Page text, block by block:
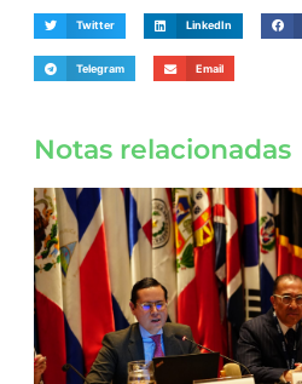
Twitter LinkedIn
Telegram Email
Notas relacionadas